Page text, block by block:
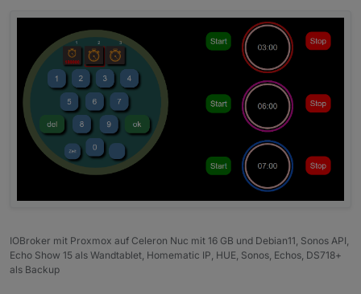
IOBroker mit Proxmox auf Celeron Nuc mit 16 GB und Debian11, Sonos API,
Echo Show 15 als Wandtablet, Homematic IP, HUE, Sonos, Echos, DS718+
als Backup